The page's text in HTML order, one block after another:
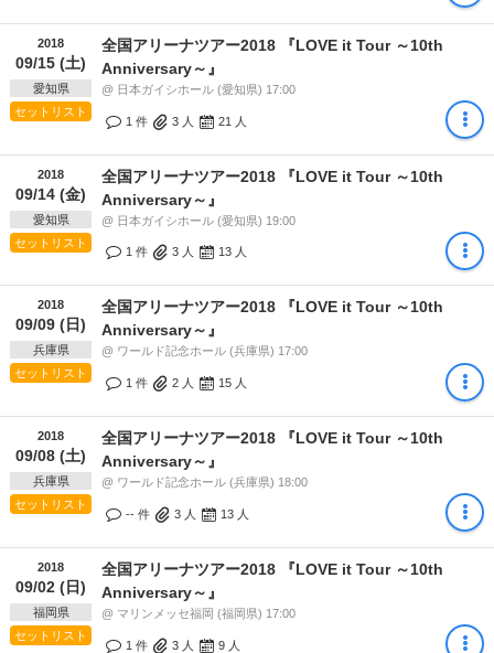
2018
09/15 (土)
愛知県
セットリスト
全国アリーナツアー2018 『LOVE it Tour ～10th
Anniversary～』
@ 日本ガイシホール (愛知県) 17:00
1 件 3 人 21 人
2018
09/14 (金)
愛知県
セットリスト
全国アリーナツアー2018 『LOVE it Tour ～10th
Anniversary～』
@ 日本ガイシホール (愛知県) 19:00
1 件 3 人 13 人
2018
09/09 (日)
兵庫県
セットリスト
全国アリーナツアー2018 『LOVE it Tour ～10th
Anniversary～』
@ ワールド記念ホール (兵庫県) 17:00
1 件 2 人 15 人
2018
09/08 (土)
兵庫県
セットリスト
全国アリーナツアー2018 『LOVE it Tour ～10th
Anniversary～』
@ ワールド記念ホール (兵庫県) 18:00
-- 件 3 人 13 人
2018
09/02 (日)
福岡県
セットリスト
全国アリーナツアー2018 『LOVE it Tour ～10th
Anniversary～』
@ マリンメッセ福岡 (福岡県) 17:00
1 件 3 人 9 人